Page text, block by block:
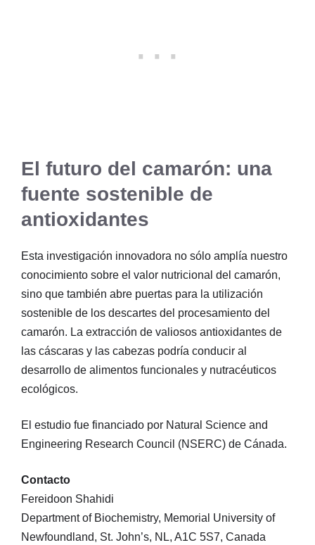
El futuro del camarón: una
fuente sostenible de
antioxidantes
Esta investigación innovadora no sólo amplía nuestro
conocimiento sobre el valor nutricional del camarón,
sino que también abre puertas para la utilización
sostenible de los descartes del procesamiento del
camarón. La extracción de valiosos antioxidantes de
las cáscaras y las cabezas podría conducir al
desarrollo de alimentos funcionales y nutracéuticos
ecológicos.
El estudio fue financiado por Natural Science and
Engineering Research Council (NSERC) de Cánada.
Contacto
Fereidoon Shahidi
Department of Biochemistry, Memorial University of
Newfoundland, St. John’s, NL, A1C 5S7, Canada